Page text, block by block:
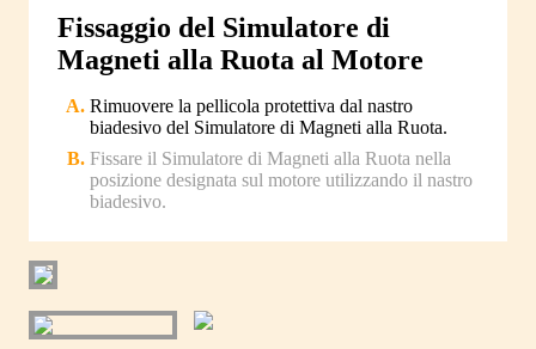
Fissaggio del Simulatore di
Magneti alla Ruota al Motore
Rimuovere la pellicola protettiva dal nastro
biadesivo del Simulatore di Magneti alla Ruota.
Fissare il Simulatore di Magneti alla Ruota nella
posizione designata sul motore utilizzando il nastro
biadesivo.